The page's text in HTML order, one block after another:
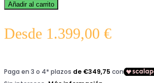
Añadir al carrito
Desde 1.399,00 €